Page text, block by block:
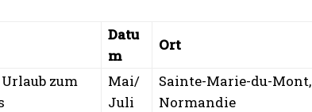
Datu
m
Ort
zum
Mai/
Juli
Sainte-Marie-du-Mont,
Normandie